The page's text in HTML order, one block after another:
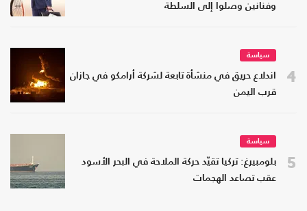
وفنانين وصلوا إلى السلطة
4
سياسة
اندلاع حريق في منشأة تابعة لشركة أرامكو في جازان
قرب اليمن
5
سياسة
بلومبيرغ: تركيا تقيّد حركة الملاحة في البحر الأسود
عقب تصاعد الهجمات